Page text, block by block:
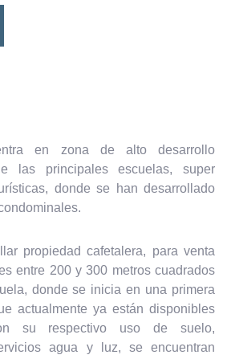
en zona de alto desarrollo
las principales escuelas, super
donde se han desarrollado
propiedad cafetalera, para venta
entre 200 y 300 metros cuadrados
donde se inicia en una primera
actualmente ya están disponibles
su respectivo uso de suelo,
agua y luz, se encuentran